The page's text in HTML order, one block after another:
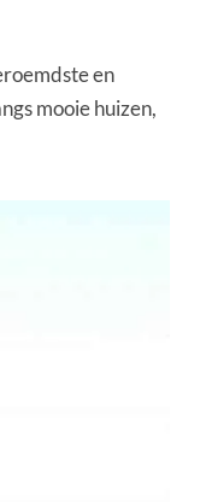
en
mooie huizen,